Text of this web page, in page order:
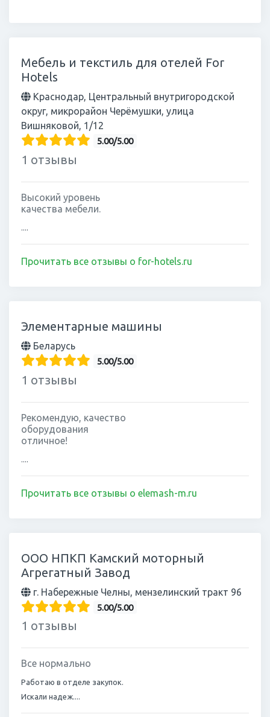
Мебель и текстиль для отелей For
Hotels
Краснодар, Центральный внутригородской
округ, микрорайон Черёмушки, улица
Вишняковой, 1/12
5.00/5.00
1 отзывы
Высокий уровень
качества мебели.
Прочитать все отзывы о for-hotels.ru
Элементарные машины
Беларусь
5.00/5.00
1 отзывы
Рекомендую, качество
оборудования
отличное!
Прочитать все отзывы о elemash-m.ru
ООО НПКП Камский моторный
Агрегатный Завод
г. Набережные Челны, мензелинский тракт 96
5.00/5.00
1 отзывы
Все нормально
Работаю в отделе закупок.
Искали надеж....